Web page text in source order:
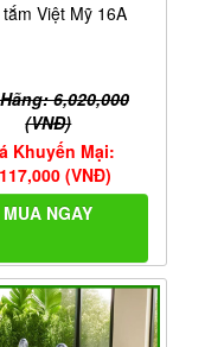
tắm Việt Mỹ 16A
6,020,000
(VNĐ)
Khuyến Mại:
(VNĐ)
MUA NGAY